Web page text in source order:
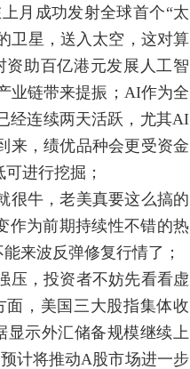
月成功发射全球首个“太
卫星，送入太空，这对算
助百亿港元发展人工智
业链带来提振；AI作为全
经连续两天活跃，尤其AI
来，绩优品种会更受资金
进行挖掘；
牛，老美真要这么搞的
作为前期持续性不错的热
来波反弹修复行情了；
，投资者不妨先看看虚
，美国三大股指集体收
显示外汇储备规模继续上
计将推动A股市场进一步